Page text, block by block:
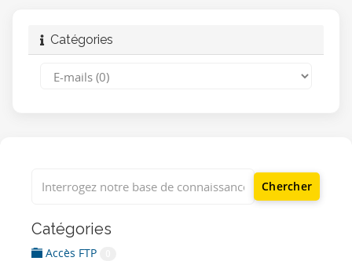
Catégories
Catégories
Accès FTP